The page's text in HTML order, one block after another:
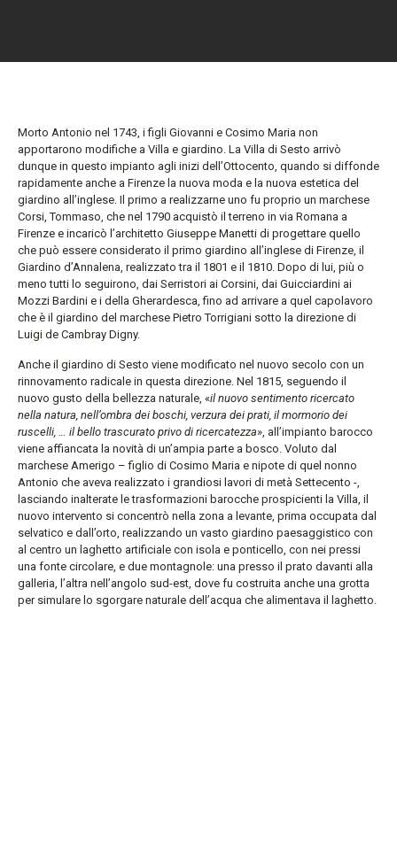
Morto Antonio nel 1743, i figli Giovanni e Cosimo Maria non
apportarono modifiche a Villa e giardino. La Villa di Sesto arrivò
dunque in questo impianto agli inizi dell’Ottocento, quando si diffonde
rapidamente anche a Firenze la nuova moda e la nuova estetica del
giardino all’inglese. Il primo a realizzarne uno fu proprio un marchese
Corsi, Tommaso, che nel 1790 acquistò il terreno in via Romana a
Firenze e incaricò l’architetto Giuseppe Manetti di progettare quello
che può essere considerato il primo giardino all’inglese di Firenze, il
Giardino d’Annalena, realizzato tra il 1801 e il 1810. Dopo di lui, più o
meno tutti lo seguirono, dai Serristori ai Corsini, dai Guicciardini ai
Mozzi Bardini e i della Gherardesca, fino ad arrivare a quel capolavoro
che è il giardino del marchese Pietro Torrigiani sotto la direzione di
Luigi de Cambray Digny.
Anche il giardino di Sesto viene modificato nel nuovo secolo con un
rinnovamento radicale in questa direzione. Nel 1815, seguendo il
nuovo gusto della bellezza naturale, «il nuovo sentimento ricercato
nella natura, nell’ombra dei boschi, verzura dei prati, il mormorio dei
ruscelli, … il bello trascurato privo di ricercatezza», all’impianto barocco
viene affiancata la novità di un’ampia parte a bosco. Voluto dal
marchese Amerigo – figlio di Cosimo Maria e nipote di quel nonno
Antonio che aveva realizzato i grandiosi lavori di metà Settecento -,
lasciando inalterate le trasformazioni barocche prospicienti la Villa, il
nuovo intervento si concentrò nella zona a levante, prima occupata dal
selvatico e dall’orto, realizzando un vasto giardino paesaggistico con
al centro un laghetto artificiale con isola e ponticello, con nei pressi
una fonte circolare, e due montagnole: una presso il prato davanti alla
galleria, l’altra nell’angolo sud-est, dove fu costruita anche una grotta
per simulare lo sgorgare naturale dell’acqua che alimentava il laghetto.